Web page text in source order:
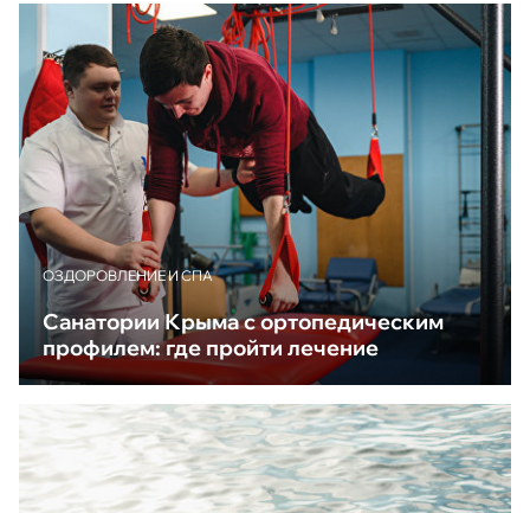
ОЗДОРОВЛЕНИЕ И СПА
Санатории Крыма с ортопедическим
профилем: где пройти лечение